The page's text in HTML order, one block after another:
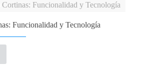
Cortinas: Funcionalidad y Tecnología
Funcionalidad y Tecnología